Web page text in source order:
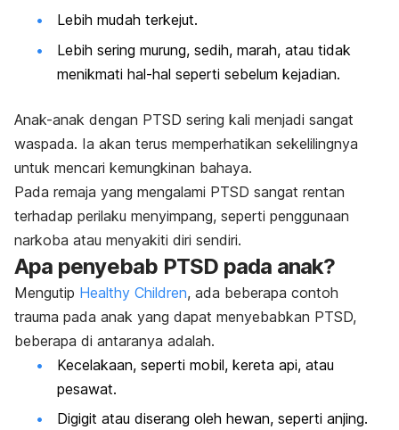
Lebih mudah terkejut.
Lebih sering murung, sedih, marah, atau tidak
menikmati hal-hal seperti sebelum kejadian.
Anak-anak dengan PTSD sering kali menjadi sangat
waspada. Ia akan terus memperhatikan sekelilingnya
untuk mencari kemungkinan bahaya.
Pada remaja yang mengalami PTSD sangat rentan
terhadap perilaku menyimpang, seperti penggunaan
narkoba atau menyakiti diri sendiri.
Apa penyebab PTSD pada anak?
Mengutip Healthy Children, ada beberapa contoh
trauma pada anak yang dapat menyebabkan PTSD,
beberapa di antaranya adalah.
Kecelakaan, seperti mobil, kereta api, atau
pesawat.
Digigit atau diserang oleh hewan, seperti anjing.